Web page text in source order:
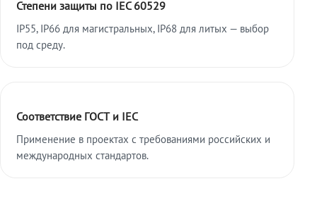
Степени защиты по IEC 60529
IP55, IP66 для магистральных, IP68 для литых — выбор
под среду.
Соответствие ГОСТ и IEC
Применение в проектах с требованиями российских и
международных стандартов.